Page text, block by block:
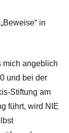
in
mich angeblich
und bei der
Stiftung am
führt, wird NIE